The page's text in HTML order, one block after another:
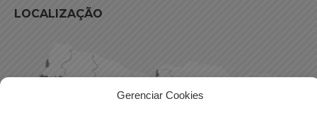
Gerenciar Cookies
LOCALIZAÇÃO